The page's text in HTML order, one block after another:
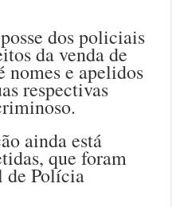
dos policiais
da venda de
nomes e apelidos
respectivas
ainda está
que foram
de Polícia